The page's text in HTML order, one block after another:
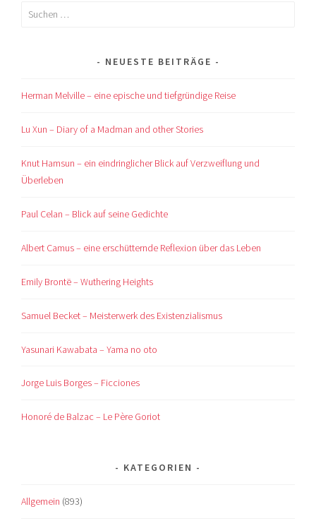
Suchen
NEUESTE BEITRÄGE
Herman Melville – eine epische und tiefgründige Reise
Lu Xun – Diary of a Madman and other Stories
Knut Hamsun – ein eindringlicher Blick auf Verzweiflung und
Überleben
Paul Celan – Blick auf seine Gedichte
Albert Camus – eine erschütternde Reflexion über das Leben
Emily Brontë – Wuthering Heights
Samuel Becket – Meisterwerk des Existenzialismus
Yasunari Kawabata – Yama no oto
Jorge Luis Borges – Ficciones
Honoré de Balzac – Le Père Goriot
KATEGORIEN
Allgemein (893)